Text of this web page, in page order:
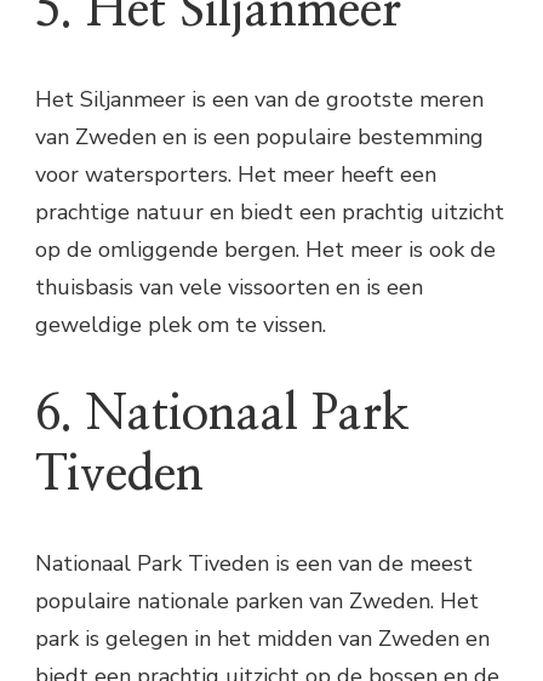
5. Het Siljanmeer
Het Siljanmeer is een van de grootste meren
van Zweden en is een populaire bestemming
voor watersporters. Het meer heeft een
prachtige natuur en biedt een prachtig uitzicht
op de omliggende bergen. Het meer is ook de
thuisbasis van vele vissoorten en is een
geweldige plek om te vissen.
6. Nationaal Park
Tiveden
Nationaal Park Tiveden is een van de meest
populaire nationale parken van Zweden. Het
park is gelegen in het midden van Zweden en